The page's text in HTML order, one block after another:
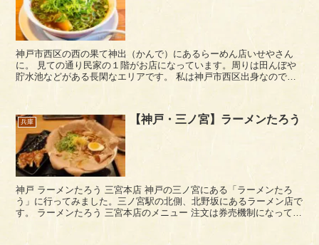
神戸市西区の西の果て神出（かんで）にあるらーめん店いせやさん
に。 見ての通り民家の１階がお店になっています。周りは田んぼや
貯水池などがある長閑なエリアです。 私は神戸市西区出身なので愛
兵庫 【神戸・三ノ宮】ラーメンたろう
神戸 ラーメンたろう 三宮本店 神戸の三ノ宮にある「ラーメンたろ
う」に行ってみました。三ノ宮駅の北側、北野坂にあるラーメン店で
す。 ラーメンたろう 三宮本店のメニュー 注文は券売機制になってい